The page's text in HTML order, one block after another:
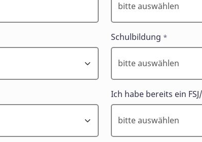
Schulbildung *
Ich habe bereits ein